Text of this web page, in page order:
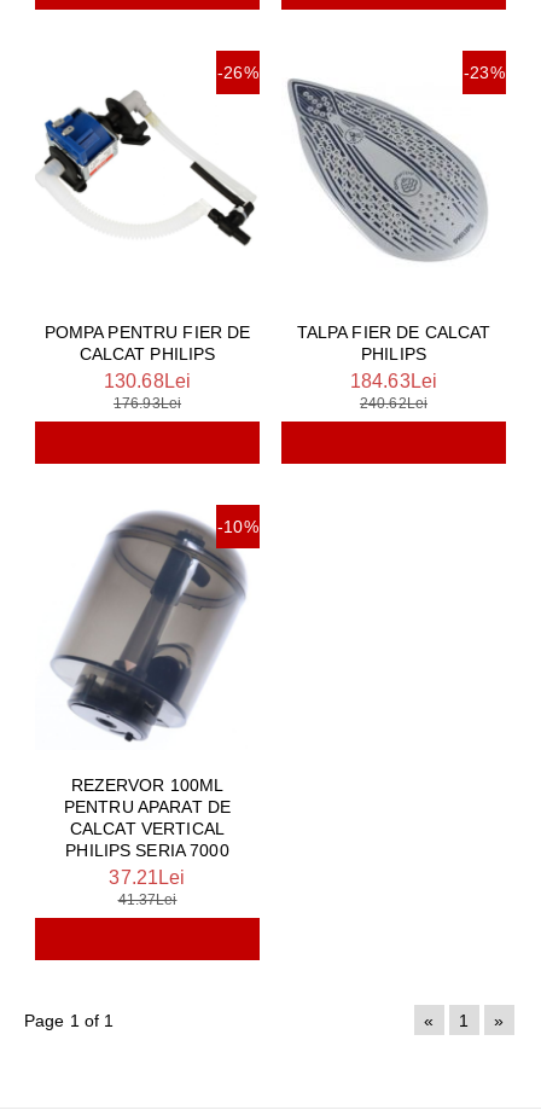
-26%
POMPA PENTRU FIER DE
CALCAT PHILIPS
130.68Lei
176.93Lei
-23%
TALPA FIER DE CALCAT
PHILIPS
184.63Lei
240.62Lei
-10%
REZERVOR 100ML
PENTRU APARAT DE
CALCAT VERTICAL
PHILIPS SERIA 7000
37.21Lei
41.37Lei
Page 1 of 1 « 1 »